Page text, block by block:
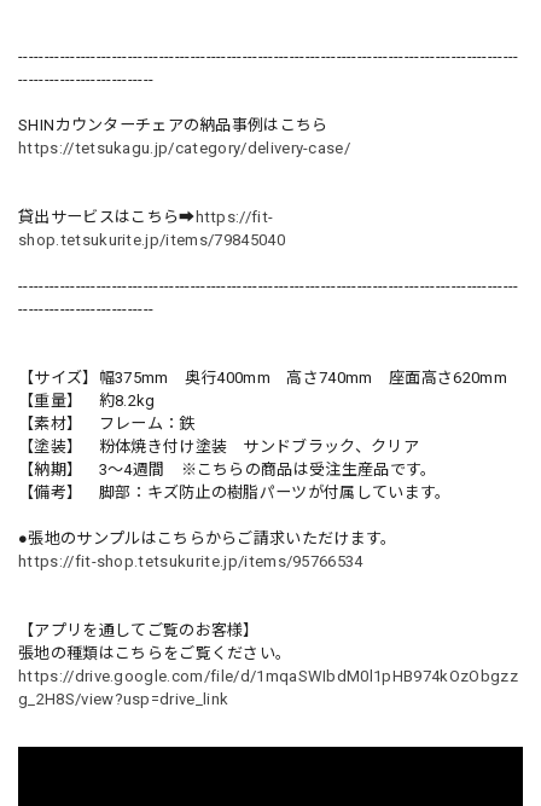
------------------------------------------------------------------------------------------------
--------------------------
SHINカウンターチェアの納品事例はこちら
https://tetsukagu.jp/category/delivery-case/
貸出サービスはこちら➡ https://fit-
shop.tetsukurite.jp/items/79845040
------------------------------------------------------------------------------------------------
--------------------------
【サイズ】幅375mm 奥行400mm 高さ740mm 座面高さ620mm
【重量】 約8.2kg
【素材】 フレーム：鉄
【塗装】 粉体焼き付け塗装 サンドブラック、クリア
【納期】 3～4週間 ※こちらの商品は受注生産品です。
【備考】 脚部：キズ防止の樹脂パーツが付属しています。
●張地のサンプルはこちらからご請求いただけます。
https://fit-shop.tetsukurite.jp/items/95766534
【アプリを通してご覧のお客様】
張地の種類はこちらをご覧ください。
https://drive.google.com/file/d/1mqaSWIbdM0l1pHB974kOzObgzz
g_2H8S/view?usp=drive_link